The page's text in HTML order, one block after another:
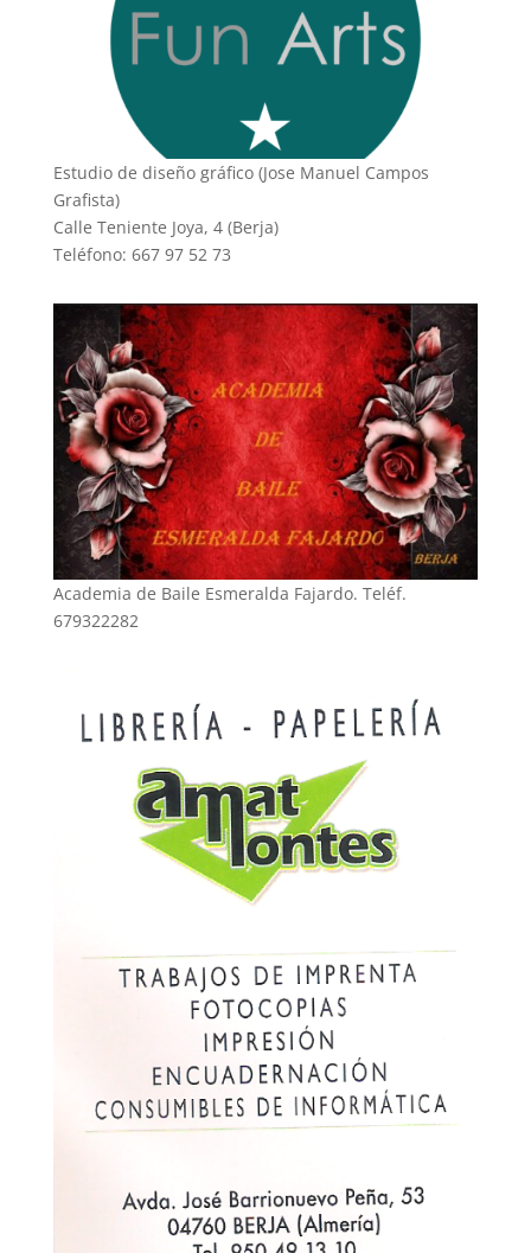
Estudio de diseño gráfico (Jose Manuel Campos
Grafista)
Calle Teniente Joya, 4 (Berja)
Teléfono: 667 97 52 73
Academia de Baile Esmeralda Fajardo. Teléf.
679322282